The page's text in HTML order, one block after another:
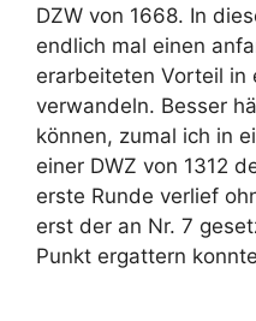
DZW von 1668. In
endlich mal einen
erarbeiteten Vorteil in
verwandeln. Besser
können, zumal ich in
einer DWZ von 1312
erste Runde verlief
erst der an Nr. 7
Punkt ergattern